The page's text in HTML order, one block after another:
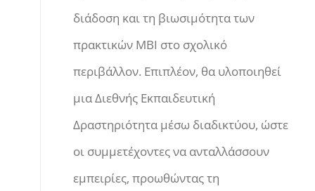
διάδοση και τη βιωσιμότητα των
πρακτικών ΜΒΙ στο σχολικό
περιβάλλον. Επιπλέον, θα υλοποιηθεί
μια Διεθνής Εκπαιδευτική
Δραστηριότητα μέσω διαδικτύου, ώστε
οι συμμετέχοντες να ανταλλάσσουν
εμπειρίες, προωθώντας τη